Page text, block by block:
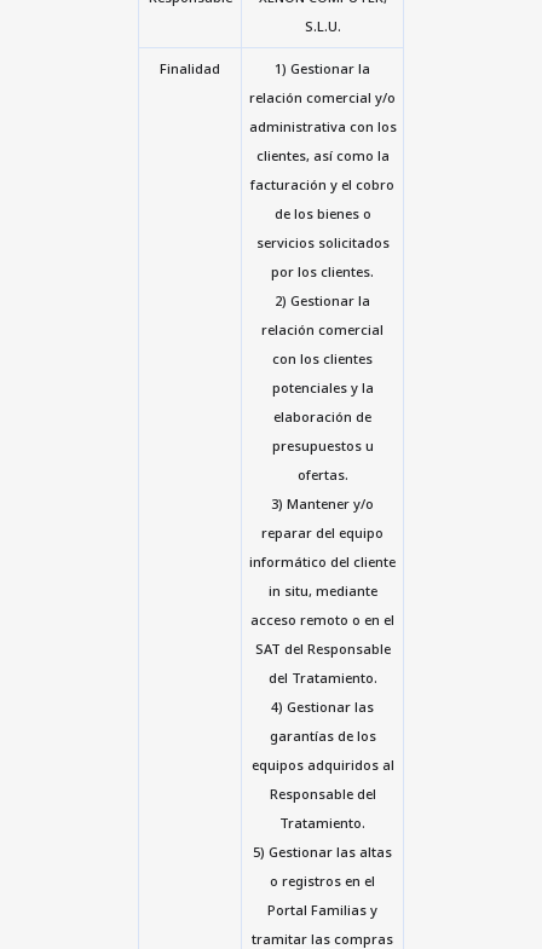
S.L.U.
Finalidad
1) Gestionar la
relación comercial y/o
administrativa con los
clientes, así como la
facturación y el cobro
de los bienes o
servicios solicitados
por los clientes.
2) Gestionar la
relación comercial
con los clientes
potenciales y la
elaboración de
presupuestos u
ofertas.
3) Mantener y/o
reparar del equipo
informático del cliente
in situ, mediante
acceso remoto o en el
SAT del Responsable
del Tratamiento.
4) Gestionar las
garantías de los
equipos adquiridos al
Responsable del
Tratamiento.
5) Gestionar las altas
o registros en el
Portal Familias y
tramitar las compras